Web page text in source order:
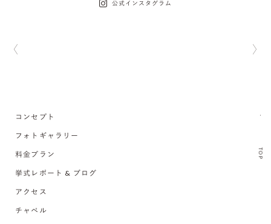
公式インスタグラム
TOP
コンセプト
フォトギャラリー
料金プラン
挙式レポート & ブログ
アクセス
チャペル